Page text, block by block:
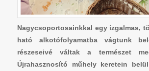
Nagycsoportosainkkal egy izgalmas,
ható alkotófolyamatba vágtunk
részeseivé váltak a természet
Újrahasznosító műhely keretein